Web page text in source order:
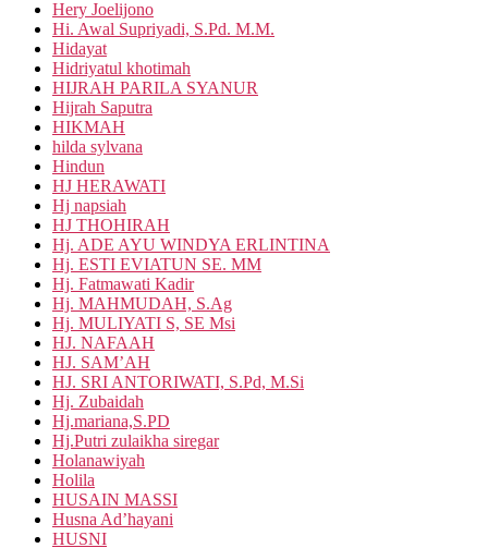
Hery Joelijono
Hi. Awal Supriyadi, S.Pd. M.M.
Hidayat
Hidriyatul khotimah
HIJRAH PARILA SYANUR
Hijrah Saputra
HIKMAH
hilda sylvana
Hindun
HJ HERAWATI
Hj napsiah
HJ THOHIRAH
Hj. ADE AYU WINDYA ERLINTINA
Hj. ESTI EVIATUN SE. MM
Hj. Fatmawati Kadir
Hj. MAHMUDAH, S.Ag
Hj. MULIYATI S, SE Msi
HJ. NAFAAH
HJ. SAM’AH
HJ. SRI ANTORIWATI, S.Pd, M.Si
Hj. Zubaidah
Hj.mariana,S.PD
Hj.Putri zulaikha siregar
Holanawiyah
Holila
HUSAIN MASSI
Husna Ad’hayani
HUSNI